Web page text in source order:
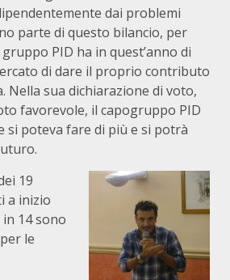
dai problemi
parte di questo bilancio, per
PID ha in quest’anno di
di dare il proprio contributo
Nella sua dichiarazione di voto,
favorevole, il capogruppo PID
si poteva fare di più e si potrà
19
a inizio
14 sono
le